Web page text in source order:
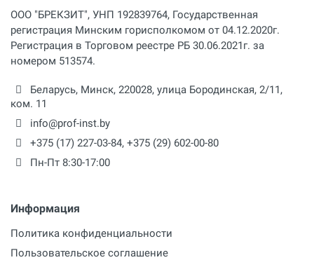
ООО "БРЕКЗИТ", УНП 192839764, Государственная
регистрация Минским горисполкомом от 04.12.2020г.
Регистрация в Торговом реестре РБ 30.06.2021г. за
номером 513574.
Беларусь, Минск, 220028, улица Бородинская, 2/11,
ком. 11
info@prof-inst.by
+375 (17) 227-03-84, +375 (29) 602-00-80
Пн-Пт 8:30-17:00
Информация
Политика конфиденциальности
Пользовательское соглашение